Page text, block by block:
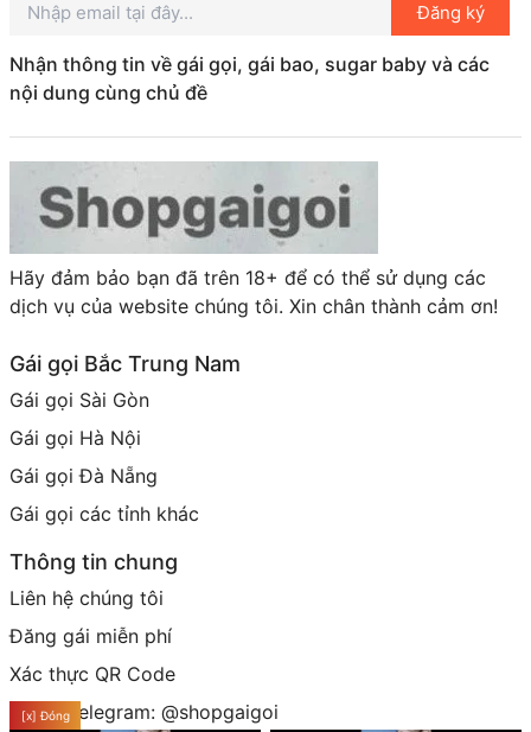
Đăng ký
Nhận thông tin về gái gọi, gái bao, sugar baby và các
nội dung cùng chủ đề
Hãy đảm bảo bạn đã trên 18+ để có thể sử dụng các
dịch vụ của website chúng tôi. Xin chân thành cảm ơn!
Gái gọi Bắc Trung Nam
Gái gọi Sài Gòn
Gái gọi Hà Nội
Gái gọi Đà Nẵng
Gái gọi các tỉnh khác
Thông tin chung
Liên hệ chúng tôi
Đăng gái miễn phí
Xác thực QR Code
Group telegram: @shopgaigoi
[x] Đóng